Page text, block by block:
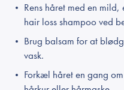
Rens håret med en
hair loss shampoo ved
Brug balsam for at
vask.
Forkæl håret en gang